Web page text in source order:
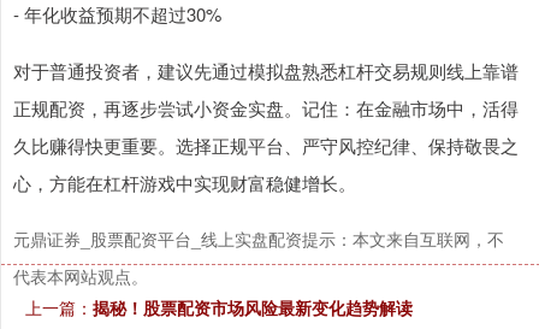
- 年化收益预期不超过30%
对于普通投资者，建议先通过模拟盘熟悉杠杆交易规则线上靠谱
正规配资，再逐步尝试小资金实盘。记住：在金融市场中，活得
久比赚得快更重要。选择正规平台、严守风控纪律、保持敬畏之
心，方能在杠杆游戏中实现财富稳健增长。
元鼎证券_股票配资平台_线上实盘配资提示：本文来自互联网，不
代表本网站观点。
上一篇： 揭秘！股票配资市场风险最新变化趋势解读
深证成指 14316.96 +5.95 +0.04%